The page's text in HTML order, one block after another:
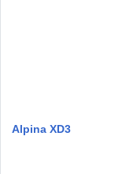
Alpina XD3